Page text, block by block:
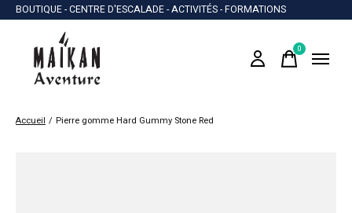
BOUTIQUE - CENTRE D'ESCALADE - ACTIVITÉS - FORMATIONS
0items
Accueil / Pierre gomme Hard Gummy Stone Red